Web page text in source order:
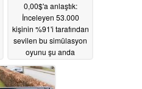
0,00$'a anlaştık:
İnceleyen 53.000
kişinin %91'i tarafından
sevilen bu simülasyon
oyunu şu anda
Steam'de ücretsiz
05/22/2026